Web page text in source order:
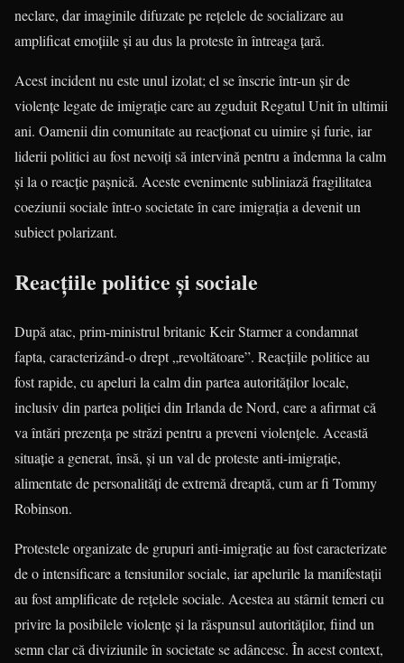
neclare, dar imaginile difuzate pe rețelele de socializare au
amplificat emoțiile și au dus la proteste în întreaga țară.
Acest incident nu este unul izolat; el se înscrie într-un șir de
violențe legate de imigrație care au zguduit Regatul Unit în ultimii
ani. Oamenii din comunitate au reacționat cu uimire și furie, iar
liderii politici au fost nevoiți să intervină pentru a îndemna la calm
și la o reacție pașnică. Aceste evenimente subliniază fragilitatea
coeziunii sociale într-o societate în care imigrația a devenit un
subiect polarizant.
Reacțiile politice și sociale
După atac, prim-ministrul britanic Keir Starmer a condamnat
fapta, caracterizând-o drept „revoltătoare”. Reacțiile politice au
fost rapide, cu apeluri la calm din partea autorităților locale,
inclusiv din partea poliției din Irlanda de Nord, care a afirmat că
va întări prezența pe străzi pentru a preveni violențele. Această
situație a generat, însă, și un val de proteste anti-imigrație,
alimentate de personalități de extremă dreaptă, cum ar fi Tommy
Robinson.
Protestele organizate de grupuri anti-imigrație au fost caracterizate
de o intensificare a tensiunilor sociale, iar apelurile la manifestații
au fost amplificate de rețelele sociale. Acestea au stârnit temeri cu
privire la posibilele violențe și la răspunsul autorităților, fiind un
semn clar că diviziunile în societate se adâncesc. În acest context,